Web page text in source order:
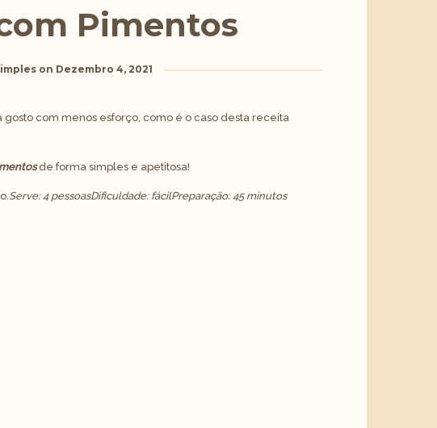
Pimentos
on Dezembro 4, 2021
gosto com menos esforço, como é o caso desta receita
de forma simples e apetitosa!
Serve: 4 pessoasDificuldade: fácilPreparação: 45 minutos